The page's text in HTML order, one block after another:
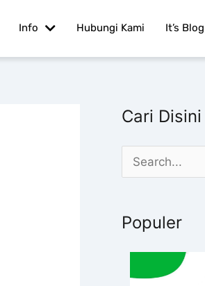
Info Hubungi Kami It’s Blog
Cari Disini
rPopuler